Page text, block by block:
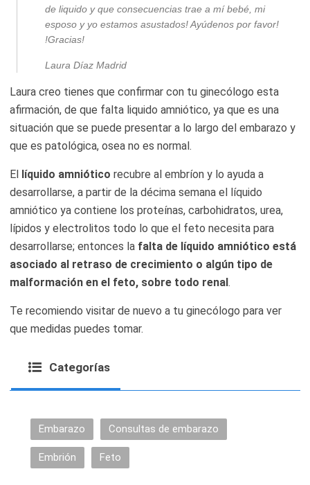
de liquido y que consecuencias trae a mí bebé, mi
esposo y yo estamos asustados! Ayúdenos por favor!
!Gracias!
Laura Díaz Madrid
Laura creo tienes que confirmar con tu ginecólogo esta
afirmación, de que falta liquido amniótico, ya que es una
situación que se puede presentar a lo largo del embarazo y
que es patológica, osea no es normal.
El líquido amniótico recubre al embríon y lo ayuda a
desarrollarse, a partir de la décima semana el líquido
amniótico ya contiene los proteínas, carbohidratos, urea,
lípidos y electrolitos todo lo que el feto necesita para
desarrollarse; entonces la falta de líquido amniótico está
asociado al retraso de crecimiento o algún tipo de
malformación en el feto, sobre todo renal.
Te recomiendo visitar de nuevo a tu ginecólogo para ver
que medidas puedes tomar.
Categorías
Embarazo Consultas de embarazo
Embrión Feto